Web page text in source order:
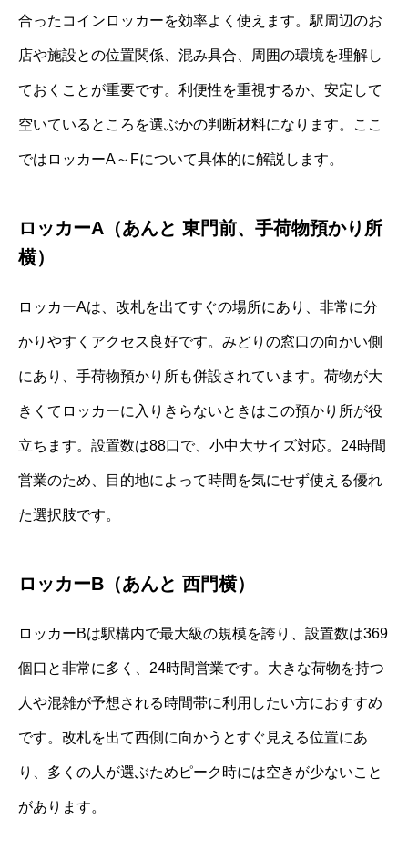
合ったコインロッカーを効率よく使えます。駅周辺のお
店や施設との位置関係、混み具合、周囲の環境を理解し
ておくことが重要です。利便性を重視するか、安定して
空いているところを選ぶかの判断材料になります。ここ
ではロッカーA～Fについて具体的に解説します。
ロッカーA（あんと 東門前、手荷物預かり所
横）
ロッカーAは、改札を出てすぐの場所にあり、非常に分
かりやすくアクセス良好です。みどりの窓口の向かい側
にあり、手荷物預かり所も併設されています。荷物が大
きくてロッカーに入りきらないときはこの預かり所が役
立ちます。設置数は88口で、小中大サイズ対応。24時間
営業のため、目的地によって時間を気にせず使える優れ
た選択肢です。
ロッカーB（あんと 西門横）
ロッカーBは駅構内で最大級の規模を誇り、設置数は369
個口と非常に多く、24時間営業です。大きな荷物を持つ
人や混雑が予想される時間帯に利用したい方におすすめ
です。改札を出て西側に向かうとすぐ見える位置にあ
り、多くの人が選ぶためピーク時には空きが少ないこと
があります。